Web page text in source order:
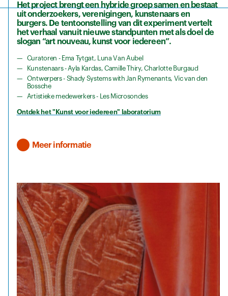
Het project brengt een hybride groep samen en bestaat
uit onderzoekers, verenigingen, kunstenaars en
burgers. De tentoonstelling van dit experiment vertelt
het verhaal vanuit nieuwe standpunten met als doel de
slogan “art nouveau, kunst voor iedereen”.
Curatoren - Ema Tytgat, Luna Van Aubel
Kunstenaars - Ayla Kardas, Camille Thiry, Charlotte Burgaud
Ontwerpers - Shady Systems with Jan Rymenants, Vic van den
Bossche
Artistieke medewerkers - Les Microsondes
Ontdek het "Kunst voor iedereen" laboratorium
Meer informatie